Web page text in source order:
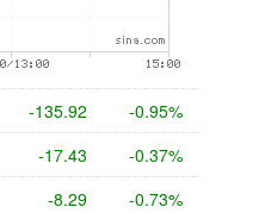
-135.92 -0.95%
-17.43 -0.37%
-8.29 -0.73%